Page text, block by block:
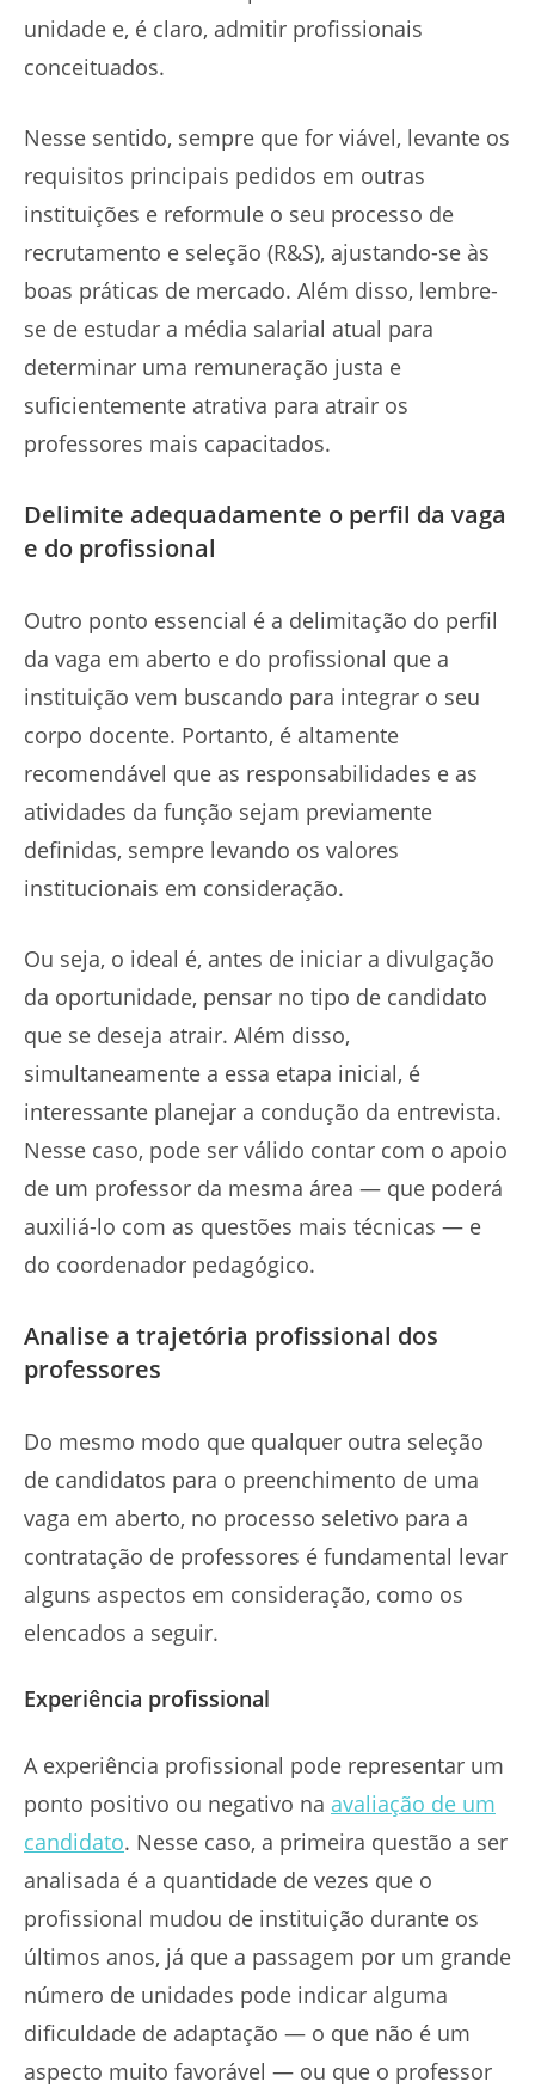
unidade e, é claro, admitir profissionais
conceituados.
Nesse sentido, sempre que for viável, levante os
requisitos principais pedidos em outras
instituições e reformule o seu processo de
recrutamento e seleção (R&S), ajustando-se às
boas práticas de mercado. Além disso, lembre-
se de estudar a média salarial atual para
determinar uma remuneração justa e
suficientemente atrativa para atrair os
professores mais capacitados.
Delimite adequadamente o perfil da vaga
e do profissional
Outro ponto essencial é a delimitação do perfil
da vaga em aberto e do profissional que a
instituição vem buscando para integrar o seu
corpo docente. Portanto, é altamente
recomendável que as responsabilidades e as
atividades da função sejam previamente
definidas, sempre levando os valores
institucionais em consideração.
Ou seja, o ideal é, antes de iniciar a divulgação
da oportunidade, pensar no tipo de candidato
que se deseja atrair. Além disso,
simultaneamente a essa etapa inicial, é
interessante planejar a condução da entrevista.
Nesse caso, pode ser válido contar com o apoio
de um professor da mesma área — que poderá
auxiliá-lo com as questões mais técnicas — e
do coordenador pedagógico.
Analise a trajetória profissional dos
professores
Do mesmo modo que qualquer outra seleção
de candidatos para o preenchimento de uma
vaga em aberto, no processo seletivo para a
contratação de professores é fundamental levar
alguns aspectos em consideração, como os
elencados a seguir.
Experiência profissional
A experiência profissional pode representar um
ponto positivo ou negativo na avaliação de um
candidato. Nesse caso, a primeira questão a ser
analisada é a quantidade de vezes que o
profissional mudou de instituição durante os
últimos anos, já que a passagem por um grande
número de unidades pode indicar alguma
dificuldade de adaptação — o que não é um
aspecto muito favorável — ou que o professor